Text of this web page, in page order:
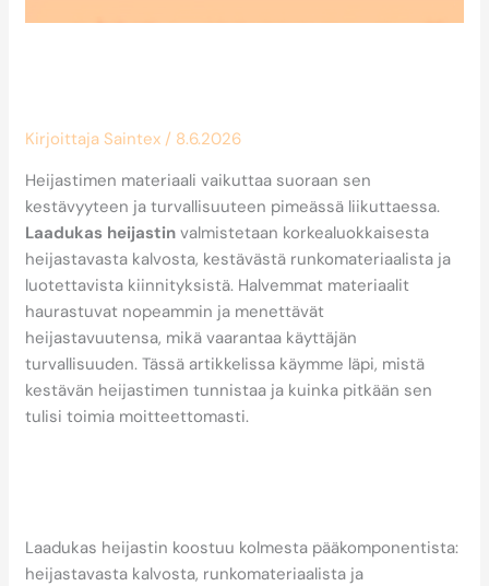
KirjoittajaSaintex / 8.6.2026
Heijastimen materiaali vaikuttaa suoraan sen
kestävyyteen ja turvallisuuteen pimeässä liikuttaessa.
Laadukas heijastin valmistetaan korkealuokkaisesta
heijastavasta kalvosta, kestävästä runkomateriaalista ja
luotettavista kiinnityksistä. Halvemmat materiaalit
haurastuvat nopeammin ja menettävät
heijastavuutensa, mikä vaarantaa käyttäjän
turvallisuuden. Tässä artikkelissa käymme läpi, mistä
kestävän heijastimen tunnistaa ja kuinka pitkään sen
tulisi toimia moitteettomasti.
Laadukas heijastin koostuu kolmesta pääkomponentista:
heijastavasta kalvosta, runkomateriaalista ja